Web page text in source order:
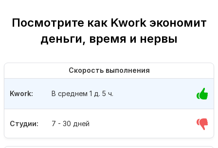
Посмотрите как Kwork экономит
деньги, время и нервы
Скорость выполнения
Студии: 7 - 30 дней
Kwork: В среднем 1 д. 5 ч.